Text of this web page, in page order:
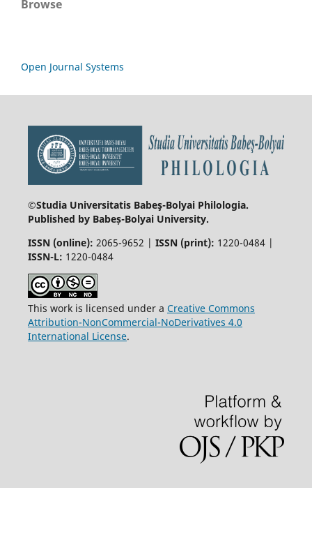
Browse
Open Journal Systems
©Studia Universitatis Babeş-Bolyai Philologia.
Published by Babeș-Bolyai University.
ISSN (online): 2065-9652 | ISSN (print): 1220-0484 |
ISSN-L: 1220-0484
This work is licensed under a Creative Commons
Attribution-NonCommercial-NoDerivatives 4.0
International License.